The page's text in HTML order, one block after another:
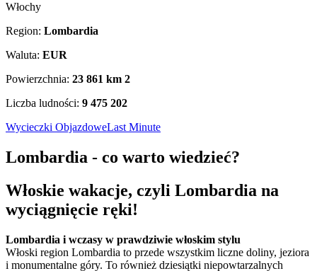
Włochy
Region: Lombardia
Waluta: EUR
Powierzchnia: 23 861 km 2
Liczba ludności: 9 475 202
Wycieczki ObjazdoweLast Minute
Lombardia - co warto wiedzieć?
Włoskie wakacje, czyli Lombardia na
wyciągnięcie ręki!
Lombardia i wczasy w prawdziwie włoskim stylu
Włoski region Lombardia to przede wszystkim liczne doliny, jeziora
i monumentalne góry. To również dziesiątki niepowtarzalnych